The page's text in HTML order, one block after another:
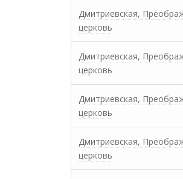
Дмитриевская,
церковь
Дмитриевская,
церковь
Дмитриевская,
церковь
Дмитриевская,
церковь